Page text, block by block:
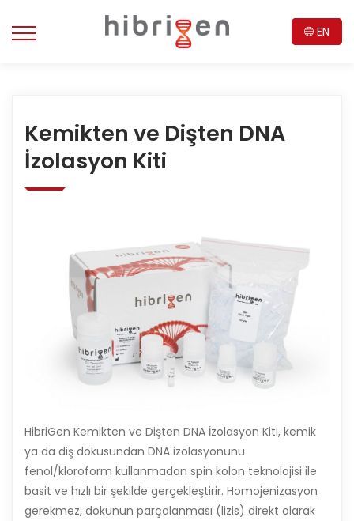
EN
Kemikten ve Dişten DNA
İzolasyon Kiti
HibriGen Kemikten ve Dişten DNA İzolasyon Kiti, kemik
ya da diş dokusundan DNA izolasyonunu
fenol/kloroform kullanmadan spin kolon teknolojisi ile
basit ve hızlı bir şekilde gerçekleştirir. Homojenizasyon
gerekmez, dokunun parçalanması (lizis) direkt olarak